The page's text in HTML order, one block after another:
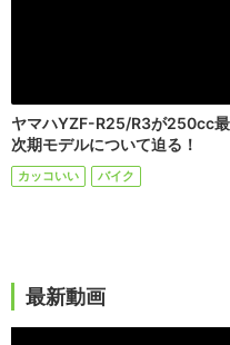
ヤマハYZF-R25/R3が250cc
次期モデルについて迫る！
カッコいい バイク
最新動画